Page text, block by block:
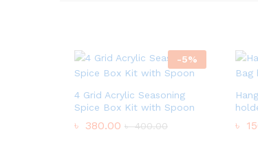
-5%
4 Grid Acrylic Seasoning
Spice Box Kit with Spoon
৳ 380.00 ৳400.00 ৳